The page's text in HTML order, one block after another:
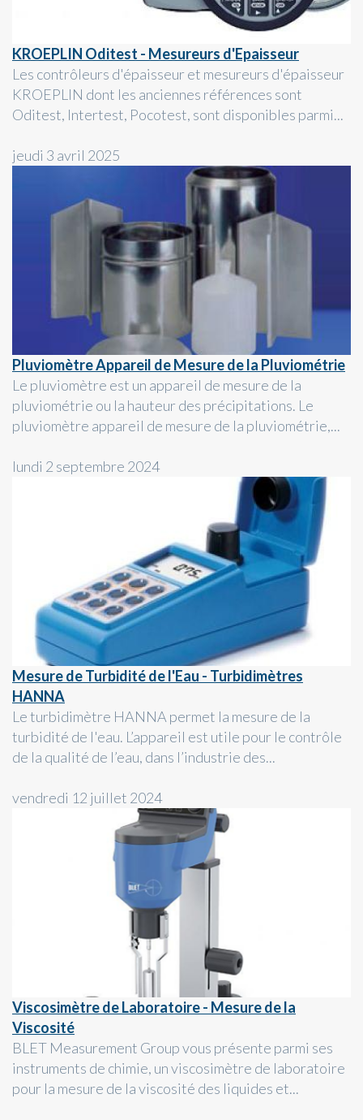
KROEPLIN Oditest - Mesureurs d'Epaisseur
Les contrôleurs d'épaisseur et mesureurs d'épaisseur
KROEPLIN dont les anciennes références sont
Oditest, Intertest, Pocotest, sont disponibles parmi...
jeudi 3 avril 2025
Pluviomètre Appareil de Mesure de la Pluviométrie
Le pluviomètre est un appareil de mesure de la
pluviométrie ou la hauteur des précipitations. Le
pluviomètre appareil de mesure de la pluviométrie,...
lundi 2 septembre 2024
Mesure de Turbidité de l'Eau - Turbidimètres
HANNA
Le turbidimètre HANNA permet la mesure de la
turbidité de l'eau. L’appareil est utile pour le contrôle
de la qualité de l’eau, dans l’industrie des...
vendredi 12 juillet 2024
Viscosimètre de Laboratoire - Mesure de la
Viscosité
BLET Measurement Group vous présente parmi ses
instruments de chimie, un viscosimètre de laboratoire
pour la mesure de la viscosité des liquides et...